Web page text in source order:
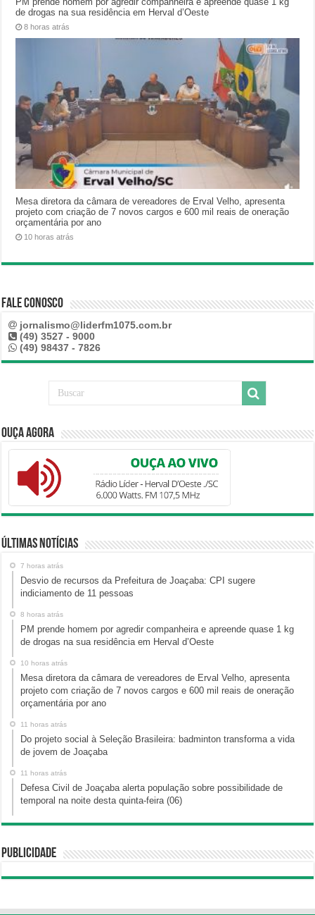
de drogas na sua residência em Herval d’Oeste
8 horas atrás
Mesa diretora da câmara de vereadores de Erval Velho, apresenta
projeto com criação de 7 novos cargos e 600 mil reais de oneração
orçamentária por ano
10 horas atrás
Fale Conosco
jornalismo@liderfm1075.com.br
(49) 3527 - 9000
(49) 98437 - 7826
Ouça Agora
Últimas Notícias
7 horas atrás
Desvio de recursos da Prefeitura de Joaçaba: CPI sugere
indiciamento de 11 pessoas
8 horas atrás
PM prende homem por agredir companheira e apreende quase 1 kg
de drogas na sua residência em Herval d’Oeste
10 horas atrás
Mesa diretora da câmara de vereadores de Erval Velho, apresenta
projeto com criação de 7 novos cargos e 600 mil reais de oneração
orçamentária por ano
11 horas atrás
Do projeto social à Seleção Brasileira: badminton transforma a vida
de jovem de Joaçaba
11 horas atrás
Defesa Civil de Joaçaba alerta população sobre possibilidade de
temporal na noite desta quinta-feira (06)
Publicidade